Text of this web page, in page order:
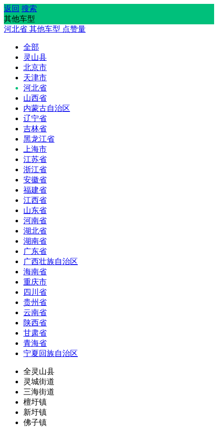
返回 搜索
其他车型
河北省 其他车型 点赞量
全部
灵山县
北京市
天津市
河北省
山西省
内蒙古自治区
辽宁省
吉林省
黑龙江省
上海市
江苏省
浙江省
安徽省
福建省
江西省
山东省
河南省
湖北省
湖南省
广东省
广西壮族自治区
海南省
重庆市
四川省
贵州省
云南省
陕西省
甘肃省
青海省
宁夏回族自治区
全灵山县
灵城街道
三海街道
檀圩镇
新圩镇
佛子镇